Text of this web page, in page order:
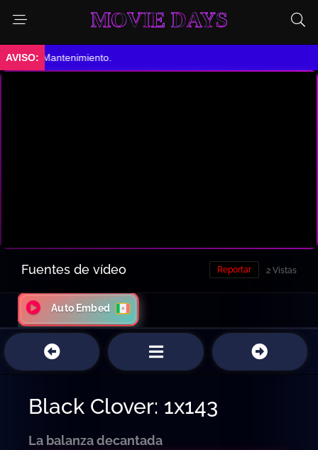
MOVIE DAYS
Fuentes de vídeo 2 Vistas
Reportar
Auto Embed
Black Clover: 1x143
La balanza decantada